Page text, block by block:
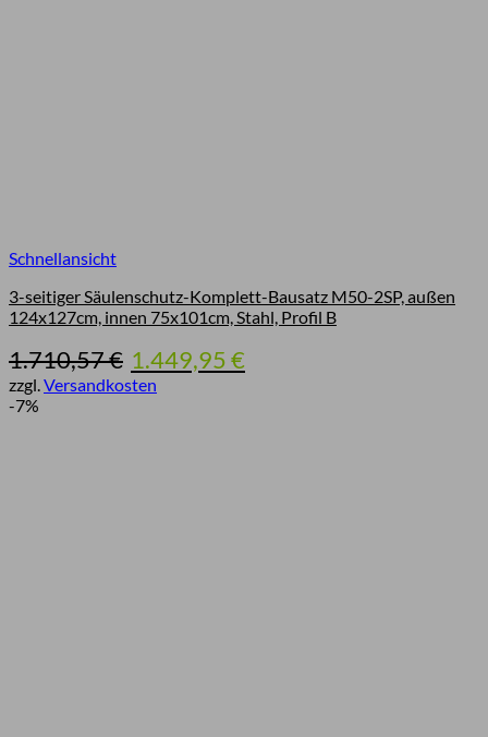
Schnellansicht
3-seitiger Säulenschutz-Komplett-Bausatz M50-2SP, außen
124x127cm, innen 75x101cm, Stahl, Profil B
1.710,57€ Ursprünglicher
Preis
war:
1.449,95€
Preis
zzgl.Versandkosten
-7%